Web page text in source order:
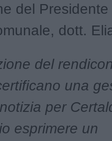
del Presidente
dott.
del
una
per
esprimere un